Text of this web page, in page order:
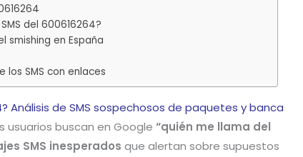
del 600616264?
smishing en España
los SMS con enlaces
Análisis de SMS sospechosos de paquetes y banca
usuarios buscan en Google“quién me llama del
SMS inesperados que alertan sobre supuestos